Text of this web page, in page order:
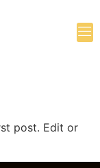
post. Edit or